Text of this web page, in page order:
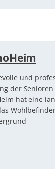
und
der
hat eine